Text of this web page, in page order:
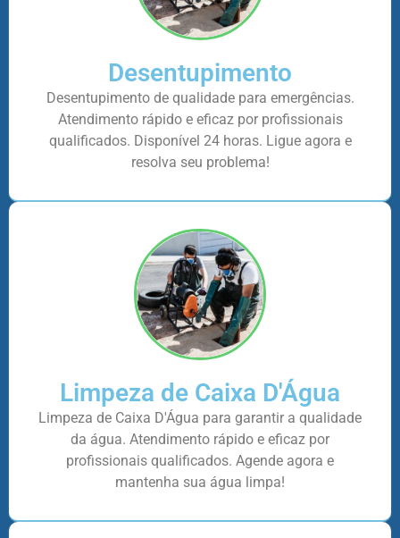
Desentupimento
Desentupimento de qualidade para emergências.
Atendimento rápido e eficaz por profissionais
qualificados. Disponível 24 horas. Ligue agora e
resolva seu problema!
Limpeza de Caixa D'Água
Limpeza de Caixa D'Água para garantir a qualidade
da água. Atendimento rápido e eficaz por
profissionais qualificados. Agende agora e
mantenha sua água limpa!